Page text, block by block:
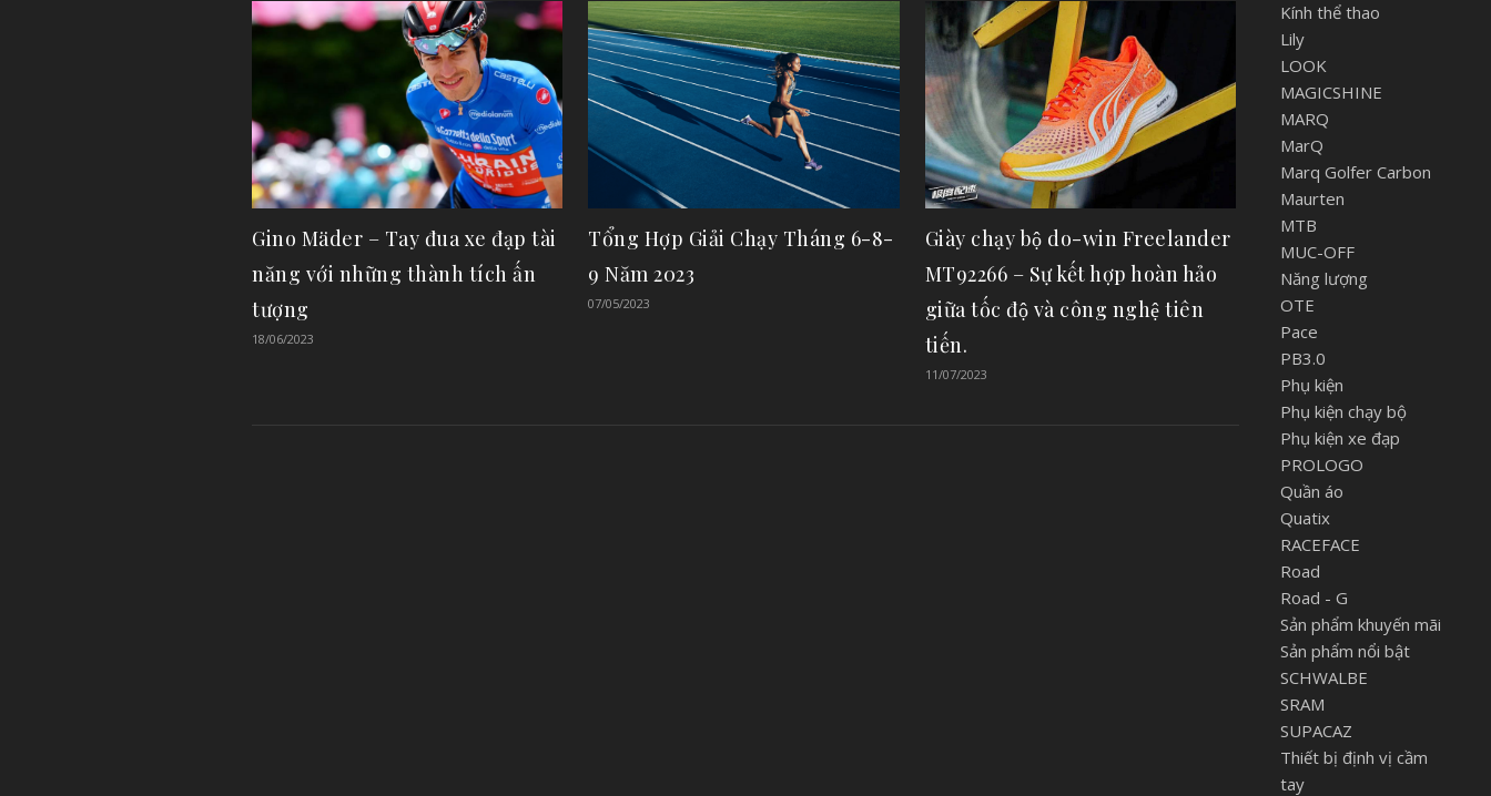
Gino Mäder – Tay đua xe đạp tài
năng với những thành tích ấn
tượng
18/06/2023
Tổng Hợp Giải Chạy Tháng 6-8-
9 Năm 2023
07/05/2023
Giày chạy bộ do-win Freelander
MT92266 – Sự kết hợp hoàn hảo
giữa tốc độ và công nghệ tiên
tiến.
11/07/2023
Kính thể thao
Lily
LOOK
MAGICSHINE
MARQ
MarQ
Marq Golfer Carbon
Maurten
MTB
MUC-OFF
Năng lượng
OTE
Pace
PB3.0
Phụ kiện
Phụ kiện chạy bộ
Phụ kiện xe đạp
PROLOGO
Quần áo
Quatix
RACEFACE
Road
Road - G
Sản phẩm khuyến mãi
Sản phẩm nổi bật
SCHWALBE
SRAM
SUPACAZ
Thiết bị định vị cầm
tay